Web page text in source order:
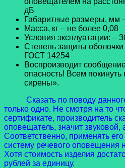
дБ
Габаритные размеры, мм
Масса, кг – не более 0,08
Условия эксплуатации: –
Степень защиты
ГОСТ 14254
Воспроизводит
опасность! Всем
сирены».
Сказать по поводу
только одно. Не смотря на то
сертификате, производитель
оповещатель, значит звуковой,
Соответственно, применять
систему речевого оповещения
Хотя стоимость изделия
рублей за единицу.